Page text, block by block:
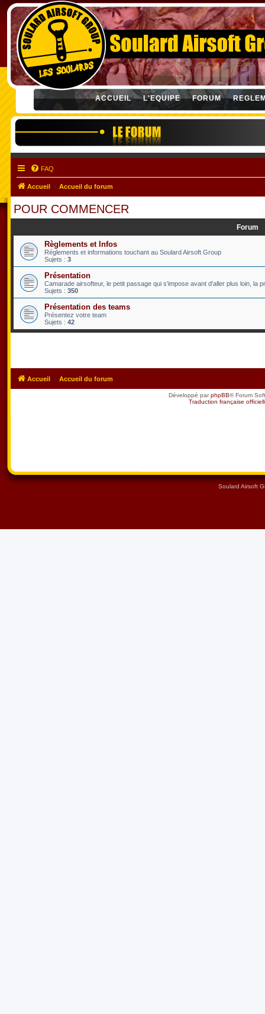
ACCUEIL L'EQUIPE FORUM
FAQ
Accueil Accueil du forum
POUR COMMENCER
Forum
Règlements et Infos
Réglements et informations touchant au Soulard Airsoft Group
Sujets : 3
Présentation
Camarade airsofteur, le petit passage qui s'impose avant d'aller plus loin, la
Sujets : 350
Présentation des teams
Présentez votre team
Sujets : 42
Accueil Accueil du forum
Développé parphpBB® Forum
Traduction française
Soulard Airsoft